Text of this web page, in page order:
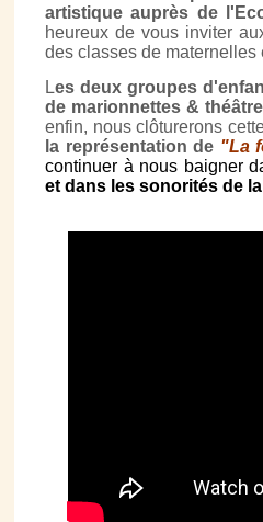
artistique auprès de
heureux de vous inviter
des classes de
Les deux groupes
de marionnettes &
enfin, nous clôturerons
la représentation de "La
continuer à nous baigner
et dans les sonorités de